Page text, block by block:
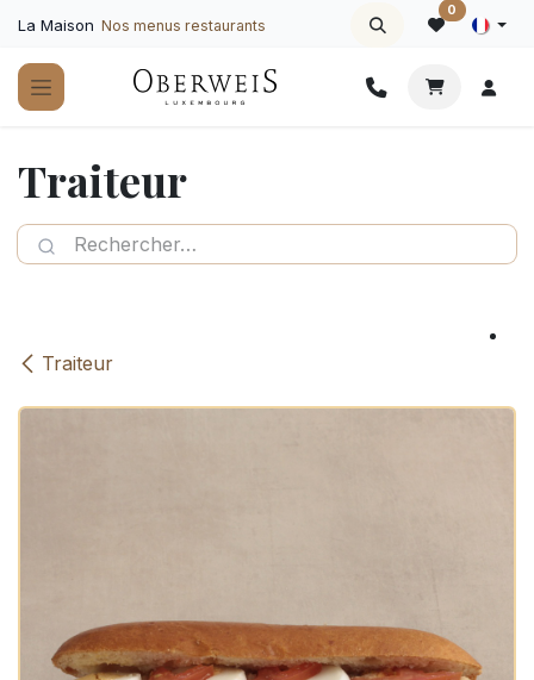
La Maison Nos menus restaurants
0
Traiteur
Traiteur